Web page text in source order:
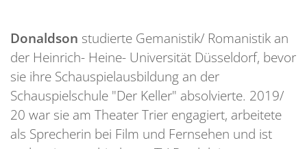
Donaldson studierte Gemanistik/ Romanistik an
der Heinrich- Heine- Universität Düsseldorf, bevor
sie ihre Schauspielausbildung an der
Schauspielschule "Der Keller" absolvierte. 2019/
20 war sie am Theater Trier engagiert, arbeitete
als Sprecherin bei Film und Fernsehen und ist